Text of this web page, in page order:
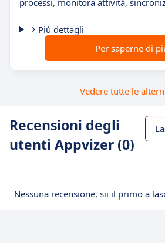
Più dettagli
Per saperne di
Vedere tutte le
Recensioni degli
utenti Appvizer (0)
Nessuna recensione, sii il primo a